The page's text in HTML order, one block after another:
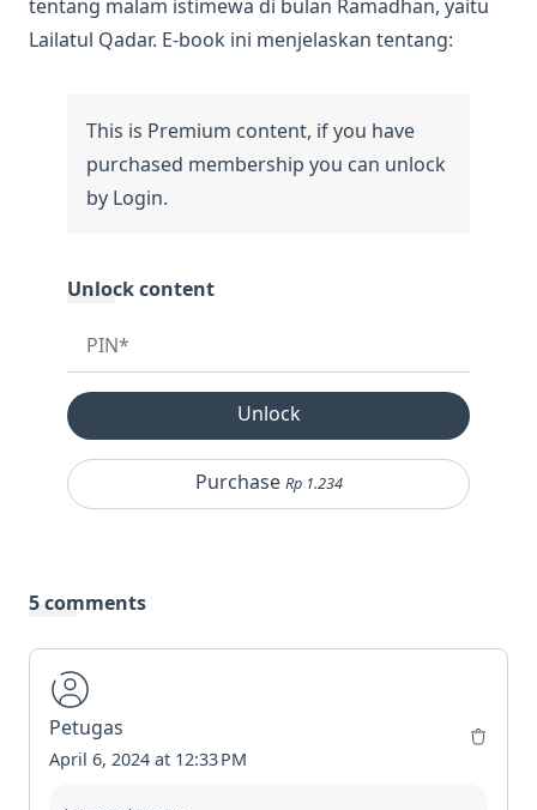
tentang malam istimewa di bulan Ramadhan, yaitu
Lailatul Qadar. E-book ini menjelaskan tentang:
Unlock
Purchase Rp 1.234
5 comments
Petugas
April 6, 2024 at 12:33 PM